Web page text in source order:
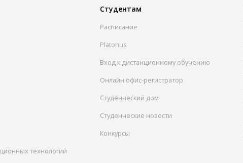
технологий
Студентам
Расписание
Platonus
Вход к дистанционному обучению
Онлайн офис-регистратор
Студенческий дом
Студенческие новости
Конкурсы